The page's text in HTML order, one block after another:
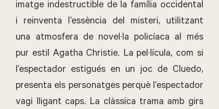
imatge indestructible de la família occidental
i reinventa l’essència del misteri, utilitzant
una atmosfera de novel·la policíaca al més
pur estil Agatha Christie. La pel·lícula, com si
l’espectador estigués en un joc de Cluedo,
presenta els personatges perquè l’espectador
vagi lligant caps. La clàssica trama amb girs